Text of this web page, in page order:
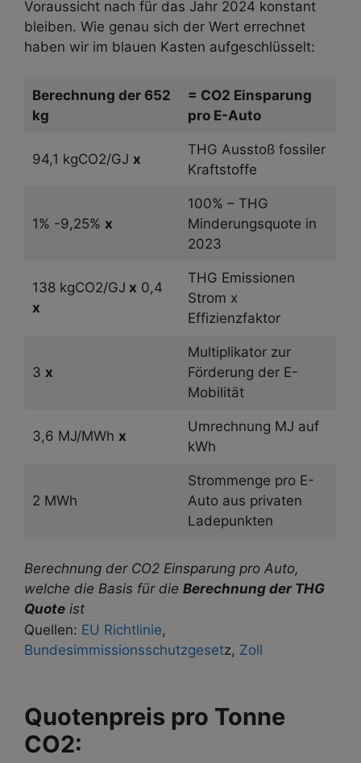
Voraussicht nach für das Jahr 2024 konstant
bleiben. Wie genau sich der Wert errechnet
haben wir im blauen Kasten aufgeschlüsselt:
Berechnung der 652
kg
= CO2 Einsparung
pro E-Auto
94,1 kgCO2/GJ x
THG Ausstoß fossiler
Kraftstoffe
1% -9,25% x
100% – THG
Minderungsquote in
2023
138 kgCO2/GJ x 0,4
x
THG Emissionen
Strom x
Effizienzfaktor
3 x
Multiplikator zur
Förderung der E-
Mobilität
3,6 MJ/MWh x
Umrechnung MJ auf
kWh
2 MWh
Strommenge pro E-
Auto aus privaten
Ladepunkten
Berechnung der CO2 Einsparung pro Auto,
welche die Basis für die Berechnung der THG
Quote ist
Quellen: EU Richtlinie,
Bundesimmissionsschutzgesetz, Zoll
Quotenpreis pro Tonne
CO2: